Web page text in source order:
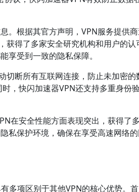
。根据其官方声明，VPN服务提供
获得了多家安全研究机构和用户的认
享受到一致的隐私保障。
切断所有互联网连接，防止未加密的
，快闪加速器VPN还支持多重身份
在安全性能方面表现突出，获得了
私保护环境，确保在享受高速网络
多项区别于其他VPN的核心优势。首